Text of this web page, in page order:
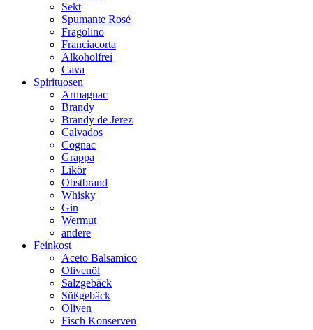
Sekt
Spumante Rosé
Fragolino
Franciacorta
Alkoholfrei
Cava
Spirituosen
Armagnac
Brandy
Brandy de Jerez
Calvados
Cognac
Grappa
Likör
Obstbrand
Whisky
Gin
Wermut
andere
Feinkost
Aceto Balsamico
Olivenöl
Salzgebäck
Süßgebäck
Oliven
Fisch Konserven